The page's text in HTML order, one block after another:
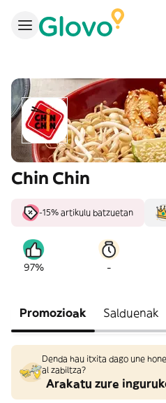
Chin Chin
-15% artikulu batzuetan
97% -
Promozioak Salduenak
Denda hau itxita dago une
al zabiltza?
Arakatu zure